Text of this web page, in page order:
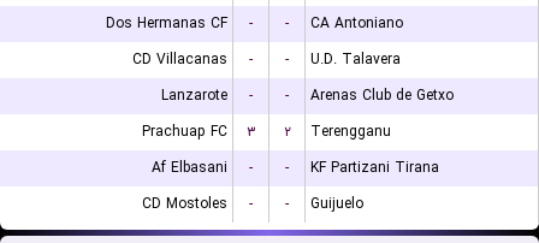
Dos Hermanas CF
- -
CA Antoniano
CD Villacanas
- -
U.D. Talavera
Lanzarote
- -
Arenas Club de Getxo
Prachuap FC
۳ ۲
Terengganu
Af Elbasani
- -
KF Partizani Tirana
CD Mostoles
- - Guijuelo